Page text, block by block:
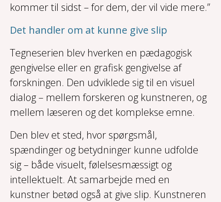
kommer til sidst – for dem, der vil vide mere.”
Det handler om at kunne give slip
Tegneserien blev hverken en pædagogisk
gengivelse eller en grafisk gengivelse af
forskningen. Den udviklede sig til en visuel
dialog – mellem forskeren og kunstneren, og
mellem læseren og det komplekse emne.
Den blev et sted, hvor spørgsmål,
spændinger og betydninger kunne udfolde
sig – både visuelt, følelsesmæssigt og
intellektuelt. At samarbejde med en
kunstner betød også at give slip. Kunstneren